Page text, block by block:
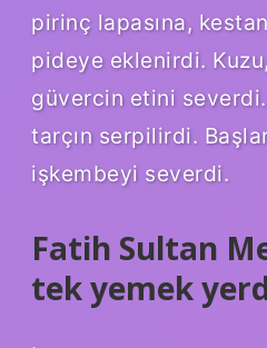
pirinç lapasına,
pideye eklenirdi.
güvercin etini
tarçın serpilirdi.
işkembeyi severdi.
Fatih Sultan
tek yemek